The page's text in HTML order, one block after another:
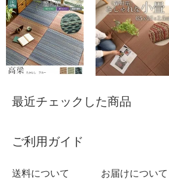
最近チェックした商品
ご利用ガイド
送料について お届けについて